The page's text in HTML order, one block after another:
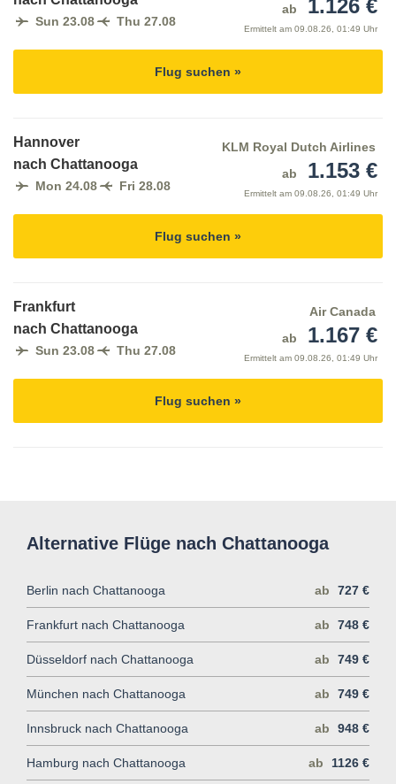
Sun 23.08 Thu 27.08
ab 1.126 €
Ermittelt am 09.08.26, 01:49 Uhr
Flug suchen »
Hannover
nach Chattanooga
Mon 24.08 Fri 28.08
KLM Royal Dutch Airlines
ab
1.153 €
Ermittelt am 09.08.26, 01:49 Uhr
Flug suchen »
Frankfurt
nach Chattanooga
Sun 23.08 Thu 27.08
Air Canada
ab
1.167 €
Ermittelt am 09.08.26, 01:49 Uhr
Flug suchen »
Alternative Flüge nach Chattanooga
Berlin nach Chattanooga ab 727 €
Frankfurt nach Chattanooga ab 748 €
Düsseldorf nach Chattanooga ab 749 €
München nach Chattanooga ab 749 €
Innsbruck nach Chattanooga ab 948 €
Hamburg nach Chattanooga ab 1126 €